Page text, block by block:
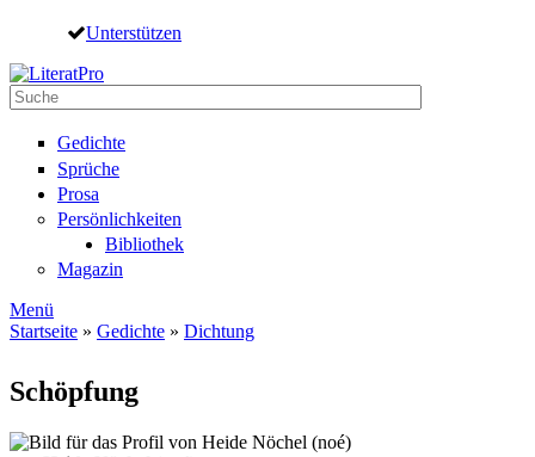
Direkt zum Inhalt
Unterstützen
Suche
Gedichte
Sprüche
Prosa
Persönlichkeiten
Bibliothek
Magazin
Menü
Startseite » Gedichte » Dichtung
Schöpfung